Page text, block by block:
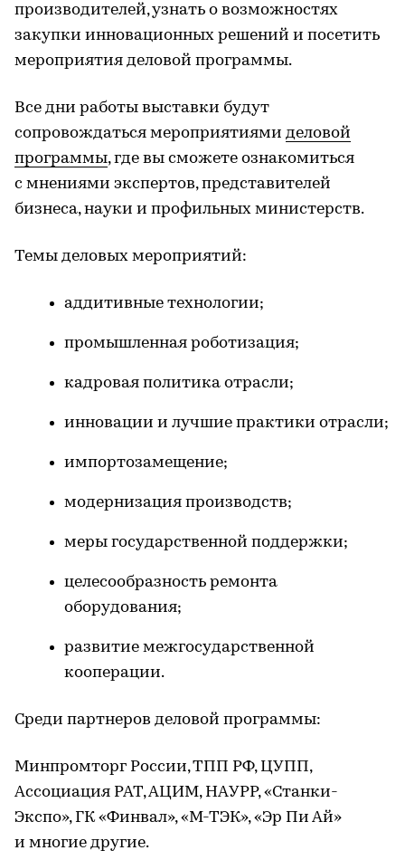
производителей, узнать о возможностях
закупки инновационных решений и посетить
мероприятия деловой программы.
Все дни работы выставки будут
сопровождаться мероприятиями деловой
программы, где вы сможете ознакомиться
с мнениями экспертов, представителей
бизнеса, науки и профильных министерств.
Темы деловых мероприятий:
аддитивные технологии;
промышленная роботизация;
кадровая политика отрасли;
инновации и лучшие практики отрасли;
импортозамещение;
модернизация производств;
меры государственной поддержки;
целесообразность ремонта
оборудования;
развитие межгосударственной
кооперации.
Среди партнеров деловой программы:
Минпромторг России, ТПП РФ, ЦУПП,
Ассоциация РАТ, АЦИМ, НАУРР, «Станки-
Экспо», ГК «Финвал», «М-ТЭК», «Эр Пи Ай»
и многие другие.